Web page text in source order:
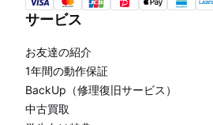
サービス
お友達の紹介
1年間の動作保証
BackUp（修理復旧サービス）
中古買取